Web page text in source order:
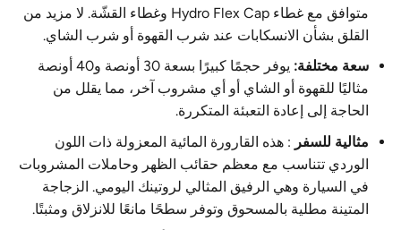
متوافق مع غطاء Hydro Flex Cap وغطاء القشّة. لا مزيد من
القلق بشأن الانسكابات عند شرب القهوة أو شرب الشاي.
سعة مختلفة:
يوفر حجمًا كبيرًا بسعة 30 أونصة و40 أونصة
مثاليًا للقهوة أو الشاي أو أي مشروب آخر، مما يقلل من
الحاجة إلى إعادة التعبئة المتكررة.
مثالية للسفر : هذه القارورة المائية المعزولة ذات اللون
الوردي تتناسب مع معظم حقائب الظهر وحاملات المشروبات
في السيارة وهي الرفيق المثالي لروتينك اليومي. الزجاجة
المتينة مطلية بالمسحوق وتوفر سطحًا مانعًا للانزلاق ومثبتًا.